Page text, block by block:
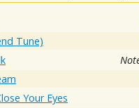
Tune)
Your Eyes